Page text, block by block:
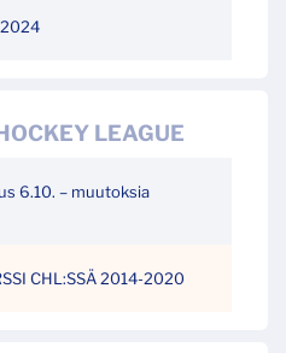
2024
LEAGUE
6.10. – muutoksia
CHL:SSÄ 2014-2020